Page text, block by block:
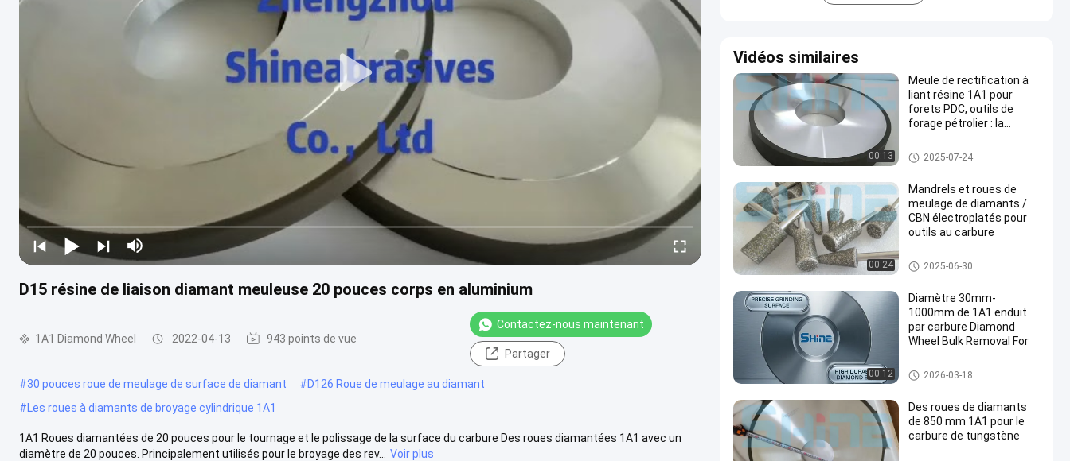
D15 résine de liaison diamant meuleuse 20 pouces corps en aluminium
1A1 Diamond Wheel 2022-04-13 943 points de vue
Contactez-nous maintenant
Partager
#30 pouces roue de meulage de surface de diamant #D126 Roue de meulage au diamant
#Les roues à diamants de broyage cylindrique 1A1
1A1 Roues diamantées de 20 pouces pour le tournage et le polissage de la surface du carbure Des roues diamantées 1A1 avec un
diamètre de 20 pouces. Principalement utilisés pour le broyage des rev...
Voir plus
Vidéos similaires
00:13
Meule de rectification à
liant résine 1A1 pour
forets PDC, outils de
forage pétrolier : la
l'entretien des outils de
fond de trou
1A1R Diamond Wheels
2025-07-24
00:24
Mandrels et roues de
meulage de diamants /
CBN électroplatés pour
outils au carbure
Diamond Tools plaqué
2025-06-30
00:12
Diamètre 30mm-
1000mm de 1A1 enduit
par carbure Diamond
Wheel Bulk Removal For
1A1 Diamond Wheel
2026-03-18
Des roues de diamants
de 850 mm 1A1 pour le
carbure de tungstène